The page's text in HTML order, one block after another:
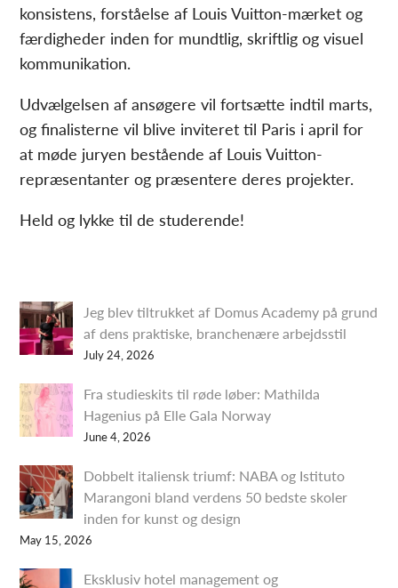
konsistens, forståelse af Louis Vuitton-mærket og
færdigheder inden for mundtlig, skriftlig og visuel
kommunikation.
Udvælgelsen af ansøgere vil fortsætte indtil marts,
og finalisterne vil blive inviteret til Paris i april for
at møde juryen bestående af Louis Vuitton-
repræsentanter og præsentere deres projekter.
Held og lykke til de studerende!
Jeg blev tiltrukket af Domus Academy på grund
af dens praktiske, branchenære arbejdsstil
July 24, 2026
Fra studieskits til røde løber: Mathilda
Hagenius på Elle Gala Norway
June 4, 2026
Dobbelt italiensk triumf: NABA og Istituto
Marangoni bland verdens 50 bedste skoler
inden for kunst og design
May 15, 2026
Eksklusiv hotel management og